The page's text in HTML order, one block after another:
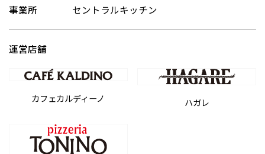
事業所 セントラルキッチン
運営店舗
カフェカルディーノ ハガレ